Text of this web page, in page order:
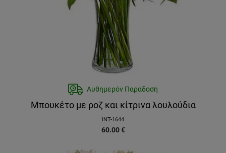
Αυθημερόν Παράδοση
Μπουκέτο με ροζ και κίτρινα λουλούδια
INT-1644
60.00 €